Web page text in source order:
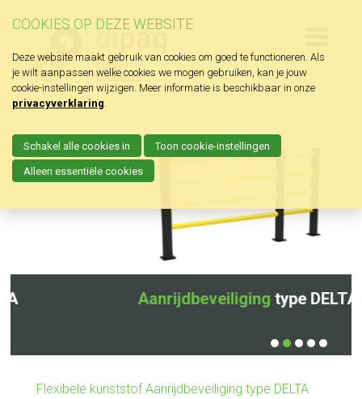
Aanrijdbeveiligingtype DELTA
Flexibele kunststof Aanrijdbeveiliging type DELTA
COOKIES OP DEZE WEBSITE
Deze website maakt gebruik van cookies om goed te functioneren. Als
je wilt aanpassen welke cookies we mogen gebruiken, kan je jouw
cookie-instellingen wijzigen. Meer informatie is beschikbaar in onze
privacyverklaring.
Schakel alle cookies in Toon cookie-instellingen
Alleen essentiële cookies